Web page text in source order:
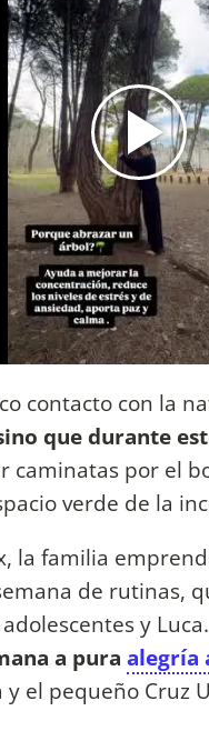
contacto con la
que durante
caminatas por el
verde de la
la familia
de rutinas,
y
a pura alegría
el pequeño Cruz